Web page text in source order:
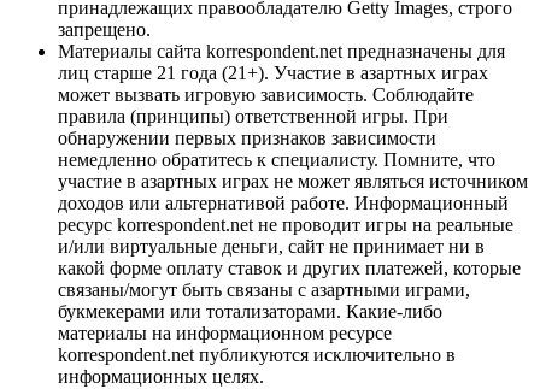
принадлежащих правообладателю Getty Images, строго
запрещено.
Материалы сайта korrespondent.net предназначены для
лиц старше 21 года (21+). Участие в азартных играх
может вызвать игровую зависимость. Соблюдайте
правила (принципы) ответственной игры. При
обнаружении первых признаков зависимости
немедленно обратитесь к специалисту. Помните, что
участие в азартных играх не может являться источником
доходов или альтернативой работе. Информационный
ресурс korrespondent.net не проводит игры на реальные
и/или виртуальные деньги, сайт не принимает ни в
какой форме оплату ставок и других платежей, которые
связаны/могут быть связаны с азартными играми,
букмекерами или тотализаторами. Какие-либо
материалы на информационном ресурсе
korrespondent.net публикуются исключительно в
информационных целях.